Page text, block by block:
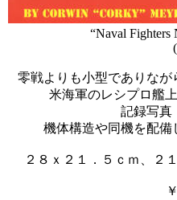
“Naval Fighters
零戦よりも小型でありなが
米海軍のレシプロ艦
記録写真
機体構造や同機を配
２８ｘ２１．５ｃｍ、２